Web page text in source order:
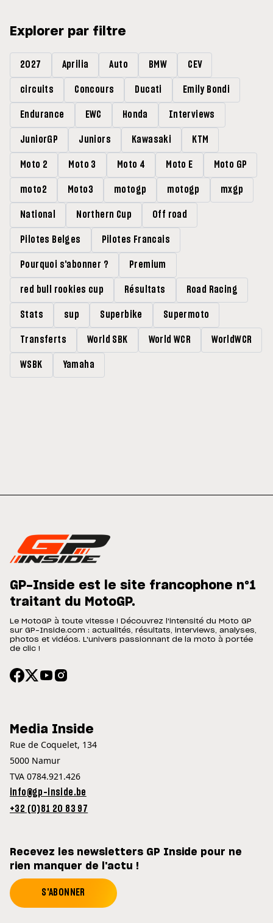
Explorer par filtre
2027 Aprilia Auto BMW CEV
circuits Concours Ducati Emily Bondi
Endurance EWC Honda Interviews
JuniorGP Juniors Kawasaki KTM
Moto 2 Moto 3 Moto 4 Moto E Moto GP
moto2 Moto3 motogp motogp mxgp
National Northern Cup Off road
Pilotes Belges Pilotes Francais
Pourquoi s'abonner ? Premium
red bull rookies cup Résultats Road Racing
Stats sup Superbike Supermoto
Transferts World SBK World WCR WorldWCR
WSBK Yamaha
GP-Inside est le site francophone n°1
traitant du MotoGP.
Le MotoGP à toute vitesse ! Découvrez l'intensité du Moto GP
sur GP-Inside.com : actualités, résultats, interviews, analyses,
photos et vidéos. L'univers passionnant de la moto à portée
de clic !
Media Inside
Rue de Coquelet, 134
5000 Namur
TVA 0784.921.426
info@gp-inside.be
+32 (0)81 20 83 97
Recevez les newsletters GP Inside pour ne
rien manquer de l'actu !
S'ABONNER